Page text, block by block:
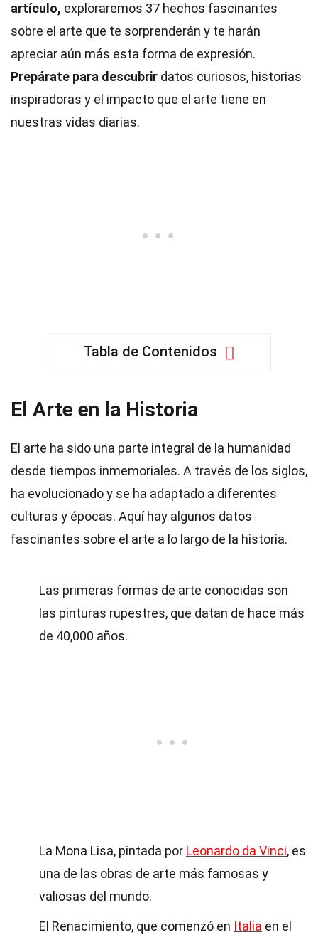
artículo, exploraremos 37 hechos fascinantes
sobre el arte que te sorprenderán y te harán
apreciar aún más esta forma de expresión.
Prepárate para descubrir datos curiosos, historias
inspiradoras y el impacto que el arte tiene en
nuestras vidas diarias.
Tabla de Contenidos
El Arte en la Historia
El arte ha sido una parte integral de la humanidad
desde tiempos inmemoriales. A través de los siglos,
ha evolucionado y se ha adaptado a diferentes
culturas y épocas. Aquí hay algunos datos
fascinantes sobre el arte a lo largo de la historia.
Las primeras formas de arte conocidas son
las pinturas rupestres, que datan de hace más
de 40,000 años.
La Mona Lisa, pintada por Leonardo da Vinci, es
una de las obras de arte más famosas y
valiosas del mundo.
El Renacimiento, que comenzó en Italia en el